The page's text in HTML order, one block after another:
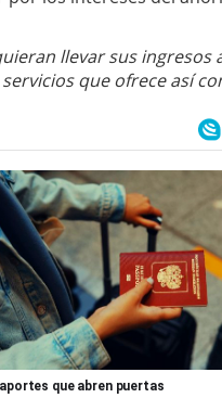
llevar sus ingresos
que ofrece así
que abren puertas